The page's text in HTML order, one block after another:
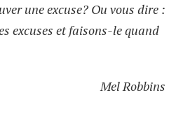
une excuse? Ou vous dire :
excuses et faisons-le quand
Mel Robbins